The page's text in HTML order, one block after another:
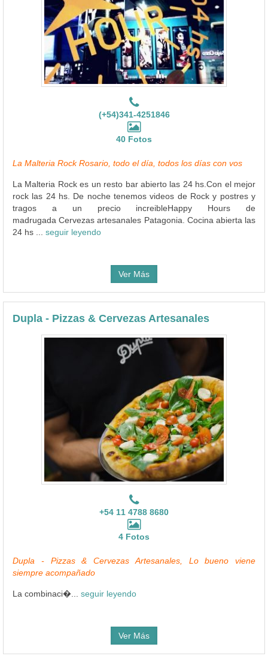
(+54)341-4251846
40 Fotos
La Malteria Rock Rosario, todo el día, todos los días con vos
La Malteria Rock es un resto bar abierto las 24 hs.Con el mejor
rock las 24 hs. De noche tenemos videos de Rock y postres y
tragos a un precio increibleHappy Hours de
madrugada Cervezas artesanales Patagonia. Cocina abierta las
24 hs ... seguir leyendo
Ver Más
Dupla - Pizzas & Cervezas Artesanales
+54 11 4788 8680
4 Fotos
Dupla - Pizzas & Cervezas Artesanales, Lo bueno viene
siempre acompañado
La combinaci�... seguir leyendo
Ver Más